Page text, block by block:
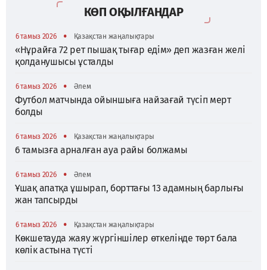
КӨП ОҚЫЛҒАНДАР
6 тамыз 2026 • Қазақстан жаңалықтары
«Нұрайға 72 рет пышақ тығар едім» деп жазған желі
қолданушысы ұсталды
6 тамыз 2026 • Әлем
Футбол матчында ойыншыға найзағай түсіп мерт
болды
6 тамыз 2026 • Қазақстан жаңалықтары
6 тамызға арналған ауа райы болжамы
6 тамыз 2026 • Әлем
Ұшақ апатқа ұшырап, борттағы 13 адамның барлығы
жан тапсырды
6 тамыз 2026 • Қазақстан жаңалықтары
Көкшетауда жаяу жүргіншілер өткелінде төрт бала
көлік астына түсті